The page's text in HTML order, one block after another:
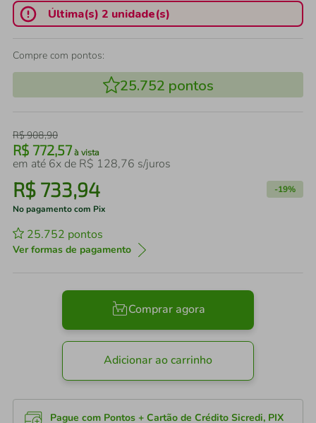
Última(s) 2 unidade(s)
Compre com pontos:
25.752 pontos
R$908,90
R$ 772,57 à vista
em até 6x de R$ 128,76 s/juros
R$ 733,94 -19%
No pagamento com Pix
25.752 pontos
Ver formas de pagamento
Comprar agora
Adicionar ao carrinho
Pague com Pontos + Cartão de Crédito Sicredi, PIX